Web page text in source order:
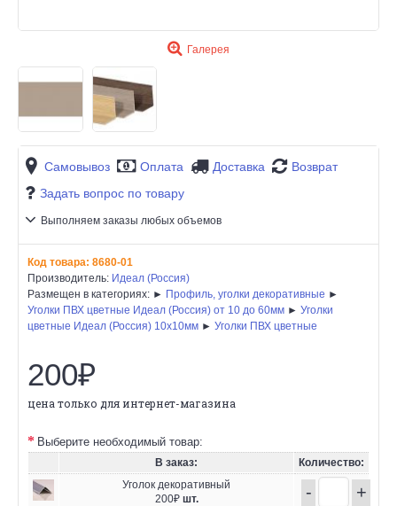
Галерея
Самовывоз Оплата Доставка
Возврат
Задать вопрос по товару
Выполняем заказы любых объемов
Код товара: 8680-01
Производитель: Идеал (Россия)
Размещен в категориях: ► Профиль, уголки декоративные ►
Уголки ПВХ цветные Идеал (Россия) от 10 до 60мм ► Уголки
цветные Идеал (Россия) 10х10мм ► Уголки ПВХ цветные
200₽
цена только для интернет-магазина
Выберите необходимый товар:
В заказ:
Количество:
Уголок декоративный
200₽ шт. - +